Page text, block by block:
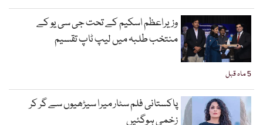
5 ماہ قبل
وزیراعظم اسکیم کے تحت جی سی یو کے
منتخب طلبہ میں لیپ ٹاپ تقسیم
پاکستانی فلم سٹار میرا سیڑھیوں سے گر کر
زخمی ہوگئیں